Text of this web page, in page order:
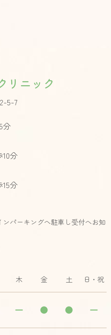
リニック
5-7
分
分
分
パーキングへ駐車し受付へお知
木 金 土 日・祝